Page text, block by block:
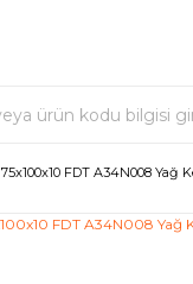
75x100x10 FDT A34N008 Yağ